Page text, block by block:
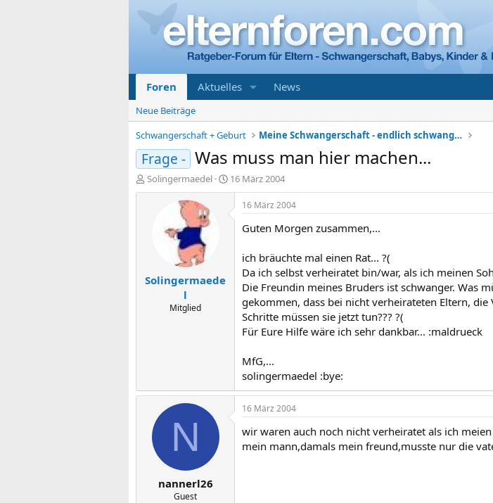
Foren Aktuelles News
Neue Beiträge
Schwangerschaft + Geburt
Meine Schwangerschaft - endlich schwanger
Frage - Was muss man hier machen...
E
r
r
Solingermaedel
E
r
t
16 März 2004
Solingermaede
l
Mitglied
16 März 2004
Guten Morgen zusammen,...
ich bräuchte mal einen Rat... ?(
Da ich selbst verheiratet bin/war, als ich meinen
Die Freundin meines Bruders ist schwanger. Was
gekommen, dass bei nicht verheirateten Eltern,
Schritte müssen sie jetzt tun??? ?(
Für Eure Hilfe wäre ich sehr dankbar... :maldrueck
MfG,...
solingermaedel :bye:
N
nannerl26
Guest
16 März 2004
wir waren auch noch nicht verheiratet als ich
mein mann,damals mein freund,musste nur die